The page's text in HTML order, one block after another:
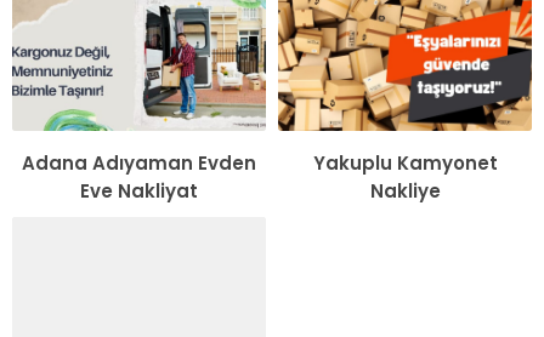
Adana Adıyaman Evden
Eve Nakliyat
Yakuplu Kamyonet
Nakliye